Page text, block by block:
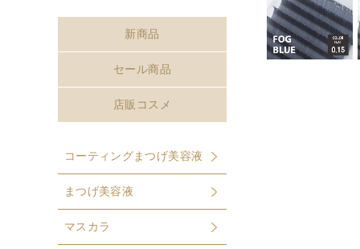
新商品
セール商品
店販コスメ
コーティングまつげ美容液
まつげ美容液
マスカラ